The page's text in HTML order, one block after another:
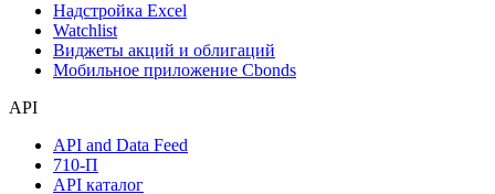
Календарь инвестора
Инструментарий
Надстройка Excel
Мобильное приложение Cbonds
API